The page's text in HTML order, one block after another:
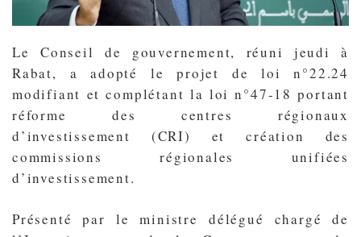
Le Conseil de gouvernement, réuni jeudi à
Rabat, a adopté le projet de loi n°22.24
modifiant et complétant la loi n°47-18 portant
réforme des centres régionaux
d’investissement (CRI) et création des
commissions régionales unifiées
d’investissement.
Présenté par le ministre délégué chargé de